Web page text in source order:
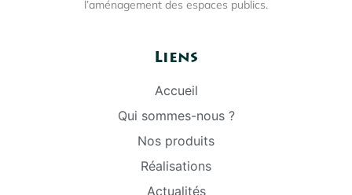
l’aménagement des espaces publics.
Liens
Accueil
Qui sommes-nous ?
Nos produits
Réalisations
Actualités